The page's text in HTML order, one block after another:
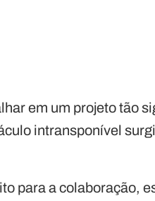
em um projeto tão
intransponível
para a colaboração,